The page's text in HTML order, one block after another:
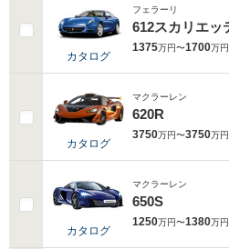
カタログ
フェラーリ
612スカリエッ
1375万円〜1700万円
カタログ
マクラーレン
620R
3750万円〜3750万円
カタログ
マクラーレン
650S
1250万円〜1380万円